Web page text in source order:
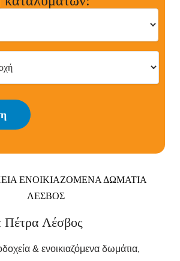
Λέσβος
& ενοικιαζόμενα δωμάτια,